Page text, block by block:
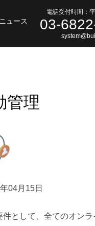
ニュース
電話受付時間：
03-
管理
04月15日
として、全てのオン